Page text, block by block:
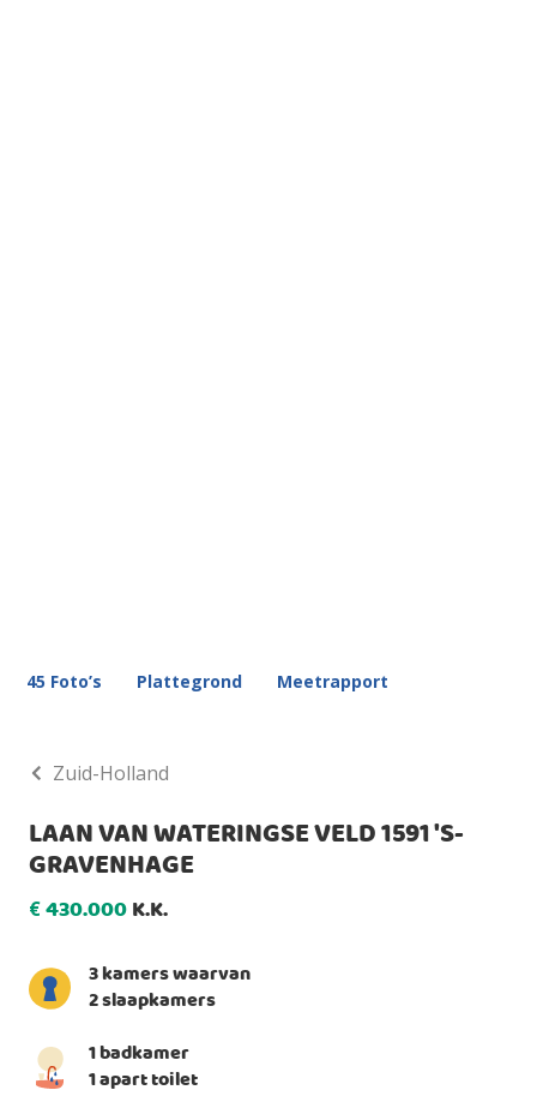
45 Foto’s Plattegrond Meetrapport
Zuid-Holland
LAAN VAN WATERINGSE VELD 1591 'S-
GRAVENHAGE
€430.000K.K.
3 kamers waarvan
2 slaapkamers
1 badkamer
1 apart toilet